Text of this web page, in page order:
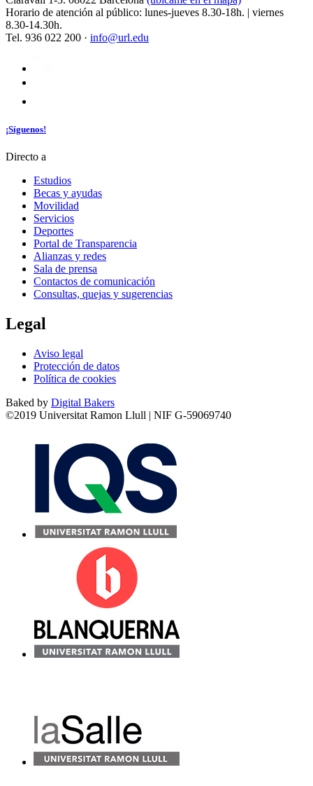
Horario de atención al público: lunes-jueves 8.30-18h. | viernes
8.30-14.30h.
Tel. 936 022 200 · info@url.edu
¡Síguenos!
Directo a
Estudios
Becas y ayudas
Movilidad
Servicios
Deportes
Portal de Transparencia
Alianzas y redes
Sala de prensa
Contactos de comunicación
Consultas, quejas y sugerencias
Legal
Aviso legal
Protección de datos
Política de cookies
Baked by Digital Bakers
©2019 Universitat Ramon Llull | NIF G-59069740